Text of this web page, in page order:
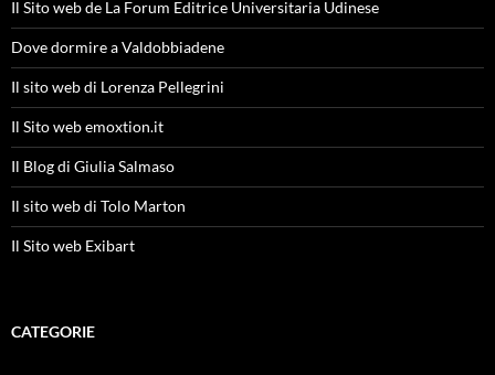
Il Sito web de La Forum Editrice Universitaria Udinese
Dove dormire a Valdobbiadene
Il sito web di Lorenza Pellegrini
Il Sito web emoxtion.it
Il Blog di Giulia Salmaso
Il sito web di Tolo Marton
Il Sito web Exibart
CATEGORIE